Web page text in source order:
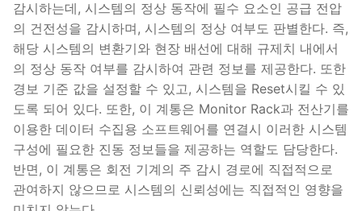
감시하는데, 시스템의 정상 동작에 필수 요소인 공급 전압
의 건전성을 감시하며, 시스템의 정상 여부도 판별한다. 즉,
해당 시스템의 변환기와 현장 배선에 대해 규제치 내에서
의 정상 동작 여부를 감시하여 관련 정보를 제공한다. 또한
경보 기준 값을 설정할 수 있고, 시스템을 Reset시킬 수 있
도록 되어 있다. 또한, 이 계통은 Monitor Rack과 전산기를
이용한 데이터 수집용 소프트웨어를 연결시 이러한 시스템
구성에 필요한 진동 정보들을 제공하는 역할도 담당한다.
반면, 이 계통은 회전 기계의 주 감시 경로에 직접적으로
관여하지 않으므로 시스템의 신뢰성에는 직접적인 영향을